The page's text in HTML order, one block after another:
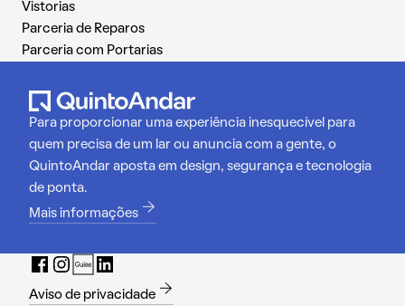
Vistorias
Parceria de Reparos
Parceria com Portarias
Para proporcionar uma experiência inesquecível para
quem precisa de um lar ou anuncia com a gente, o
QuintoAndar aposta em design, segurança e tecnologia
de ponta.
Mais informações
Aviso de privacidade